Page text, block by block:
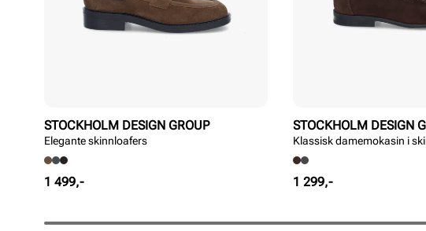
STOCKHOLM DESIGN GROUP
Elegante skinnloafers
Pris
1 499,-
STOCKHOLM DESIGN
Klassisk damemokasin i
Pris
1 299,-